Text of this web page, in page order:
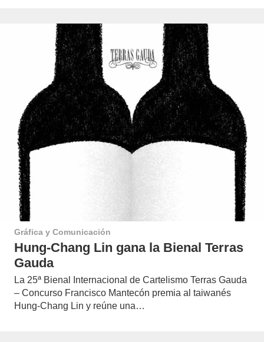
Gráfica y Comunicación
Hung-Chang Lin gana la Bienal Terras
Gauda
La 25ª Bienal Internacional de Cartelismo Terras Gauda
– Concurso Francisco Mantecón premia al taiwanés
Hung-Chang Lin y reúne una…